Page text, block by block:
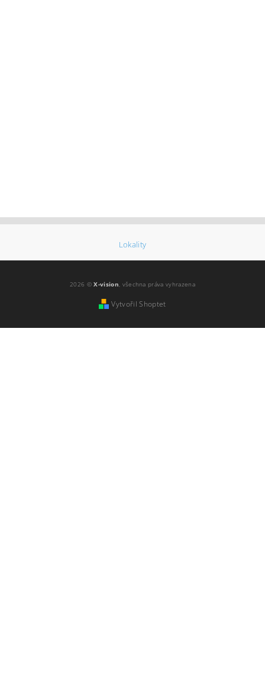
Lokality
2026 ©X-vision, všechna práva vyhrazena
Vytvořil Shoptet